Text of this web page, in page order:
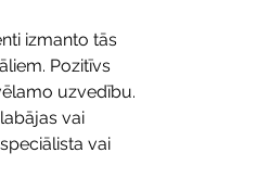
izmanto tās
Pozitīvs
uzvedību.
vai
vai